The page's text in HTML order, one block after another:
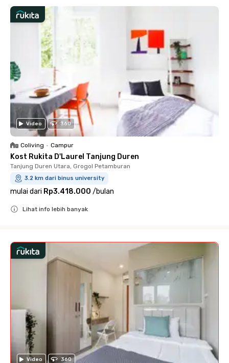
Video 360
Coliving • Campur
Kost Rukita D'Laurel Tanjung Duren
Tanjung Duren Utara, Grogol Petamburan
3.2 km dari binus university
mulai dari Rp3.418.000 /bulan
Lihat info lebih banyak
Video 360